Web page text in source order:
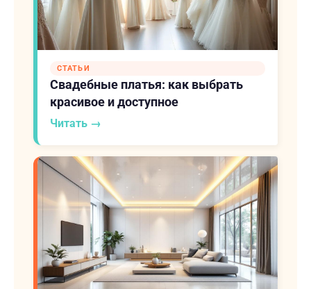
СТАТЬИ
Свадебные платья: как выбрать
красивое и доступное
Читать →